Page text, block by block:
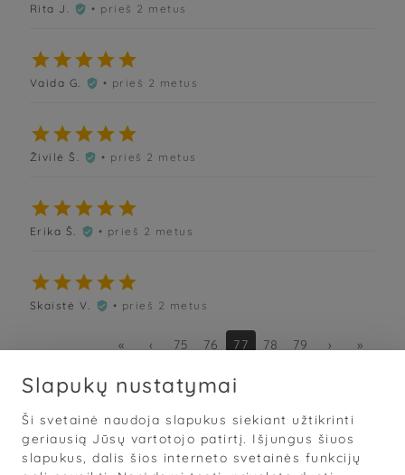
Rita J.  • prieš 2 metus

Vaida G.  • prieš 2 metus

Živilė Š.  • prieš 2 metus

Erika Š.  • prieš 2 metus

Skaistė V.  • prieš 2 metus
« ‹ 75 76 77 78 79 › »
Slapukų nustatymai
Ši svetainė naudoja slapukus siekiant užtikrinti
geriausią Jūsų vartotojo patirtį. Išjungus šiuos
slapukus, dalis šios interneto svetainės funkcijų
Sąlygos · Privatumas · Slapukai
© 2026 „Grožis Saviems“